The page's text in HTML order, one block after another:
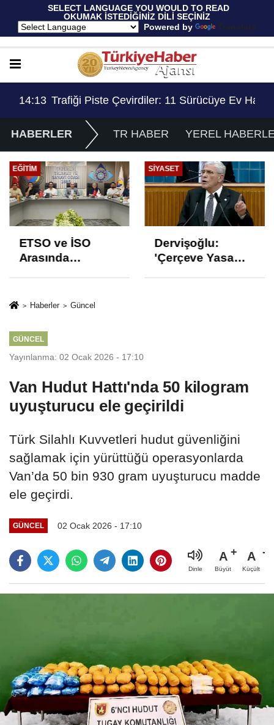
SELECT LANGUAGE YOU WOULD TO READ
OKUMAK İSTEDİĞİNİZ DİLİ SEÇİNİZ
Powered by
Translate
Adil Mi..?
14:13 Trafiği Piste Çevirdiler: 11 Sürücüye Ev
HABERLER TR HABER YEREL
ve İSO
SIYASET
Dervişoğlu:
'Çerçeve Yasa
Haberler Güncel
GÜNCEL
Yayınlanma: 02 Ocak 2026 - 17:10
Van Hudut Hattı'nda 50 kilogram
uyuşturucu ele geçirildi
Türk Silahlı Kuvvetleri hudut güvenliğini
sağlamak için yürüttüğü operasyonlarda
Van’da 50 bin 930 gram uyuşturucu madde
ele geçirdi.
GÜNCEL 02 Ocak 2026 - 17:10
Dinle
A
Büyüt
A
Küçült